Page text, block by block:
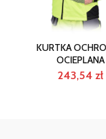
KURTKA
OCIEPLANA
243,54 zł